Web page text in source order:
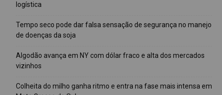
logística
Tempo seco pode dar falsa sensação de segurança no manejo
de doenças da soja
Algodão avança em NY com dólar fraco e alta dos mercados
vizinhos
Colheita do milho ganha ritmo e entra na fase mais intensa em